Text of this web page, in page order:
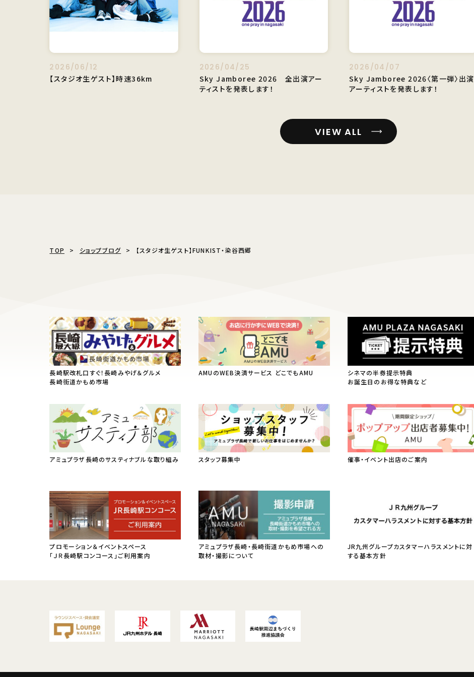
2026/06/12
【スタジオ生ゲスト】時速36km
2026/04/25
Sky Jamboree 2026 全出演アー
ティストを発表します！
2026/04/07
Sky Jamboree 2026〈第一弾〉出演
アーティストを発表します！
VIEW ALL
TOP ショップブログ 【スタジオ生ゲスト】FUNKIST・染谷西郷
長崎駅改札口すぐ！長崎みやげ＆グルメ
長崎街道かもめ市場
AMUのWEB決済サービス どこでもAMU
シネマの半券提示特典
お誕生日のお得な特典など
アミュプラザ長崎のサスティナブルな取り組み スタッフ募集中 催事・イベント出店のご案内
プロモーション＆イベントスペース
「ＪＲ長崎駅コンコース」ご利用案内
アミュプラザ長崎・長崎街道かもめ市場への
取材・撮影について
JR九州グループカスタマーハラスメントに対
する基本方針